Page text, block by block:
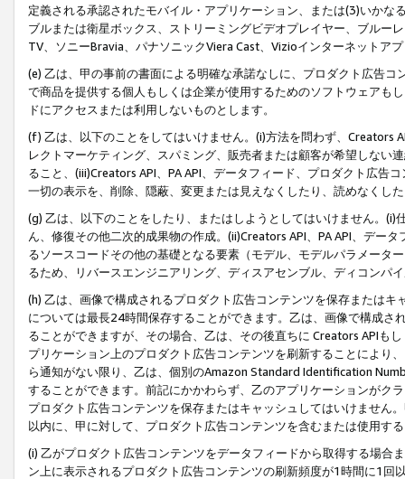
定義される承認されたモバイル・アプリケーション、または(3)いか
ブルまたは衛星ボックス、ストリーミングビデオプレイヤー、ブルー
TV、ソニーBravia、パナソニックViera Cast、Vizioインターネットア
(e) 乙は、甲の事前の書面による明確な承諾なしに、プロダクト広告
で商品を提供する個人もしくは企業が使用するためのソフトウェアも
ドにアクセスまたは利用しないものとします。
(f) 乙は、以下のことをしてはいけません。(i)方法を問わず、Creators
レクトマーケティング、スパミング、販売者または顧客が希望しない
ること、(iii)Creators API、PA API、データフィード、プロダクト広告
一切の表示を、削除、隠蔽、変更または見えなくしたり、読めなくし
(g) 乙は、以下のことをしたり、またはしようとしてはいけません。
ん、修復その他二次的成果物の作成。(ii)Creators API、PA API、デー
るソースコードその他の基礎となる要素（モデル、モデルパラメータ
るため、リバースエンジニアリング、ディスアセンブル、ディコンパ
(h) 乙は、画像で構成されるプロダクト広告コンテンツを保存または
については最長24時間保存することができます。乙は、画像で構成
ることができますが、その場合、乙は、その後直ちに Creators APIも
プリケーション上のプロダクト広告コンテンツを刷新することにより
ら通知がない限り、乙は、個別のAmazon Standard Identification
することができます。前記にかかわらず、乙のアプリケーションがク
プロダクト広告コンテンツを保存またはキャッシュしてはいけません
以内に、甲に対して、プロダクト広告コンテンツを含むまたは使用す
(i) 乙がプロダクト広告コンテンツをデータフィードから取得する場合
ン上に表示されるプロダクト広告コンテンツの刷新頻度が1時間に1